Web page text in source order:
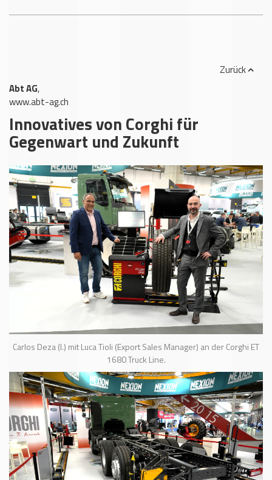
Abt AG,
www.abt-ag.ch
Zurück
Innovatives von Corghi für
Gegenwart und Zukunft
Carlos Deza (l.) mit Luca Tioli (Export Sales Manager) an der Corghi ET
1680 Truck Line.